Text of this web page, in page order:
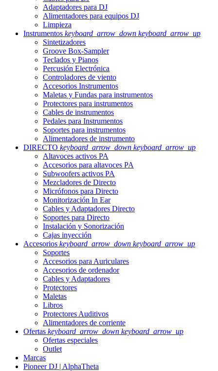
Adaptadores para DJ
Alimentadores para equipos DJ
Limpieza
Instrumentos keyboard_arrow_down keyboard_arrow_up
Sintetizadores
Groove Box-Sampler
Teclados y Pianos
Percusión Electrónica
Controladores de viento
Accesorios Instrumentos
Maletas y Fundas para instrumentos
Protectores para instrumentos
Cables de instrumentos
Pedales para Instrumentos
Soportes para instrumentos
Alimentadores de instrumento
DIRECTO keyboard_arrow_down keyboard_arrow_up
Altavoces activos PA
Accesorios para altavoces PA
Subwoofers activos PA
Mezcladores de Directo
Micrófonos para Directo
Monitorización In Ear
Cables y Adaptadores Directo
Soportes para Directo
Instalación y Sonorización
Cajas inyección
Accesorios keyboard_arrow_down keyboard_arrow_up
Soportes
Accesorios para Auriculares
Accesorios de ordenador
Cables y Adaptadores
Protectores
Maletas
Libros
Protectores Auditivos
Alimentadores de corriente
Ofertas keyboard_arrow_down keyboard_arrow_up
Ofertas especiales
Outlet
Marcas
Pioneer DJ | AlphaTheta